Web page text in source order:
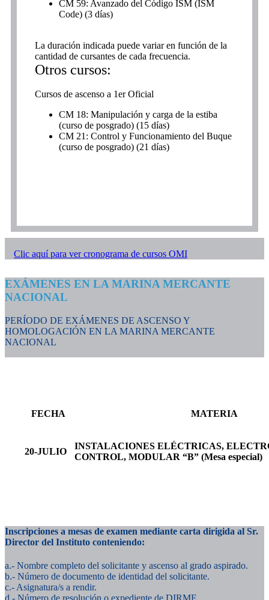
CM 59: Avanzado del Código ISM (ISM
Code) (3 días)
La duración indicada puede variar en función de la
cantidad de cursantes de cada frecuencia.
Otros cursos:
Cursos de ascenso a 1er Oficial
CM 18: Manipulación y carga de la estiba
(curso de posgrado) (15 días)
CM 21: Control y Funcionamiento del Buque
(curso de posgrado) (21 días)
Clic aquí para ver cronograma de cursos OMI
EXÁMENES EN LA MARINA MERCANTE
NACIONAL
PERÍODO DE EXÁMENES DE ASCENSO Y
HOMOLOGACIÓN EN LA MARINA MERCANTE
NACIONAL
FECHA MATERIA
20-JULIO
INSTALACIONES ELÉCTRICAS,
CONTROL, MODULAR “B” (Mesa especial)
Inscripciones a mesas de examen mediante carta dirigida al Sr.
Director del Instituto conteniendo:
a.- Nombre completo del solicitante y ascenso al grado aspirado.
b.- Número de documento de identidad del solicitante.
c.- Asignatura/s a rendir.